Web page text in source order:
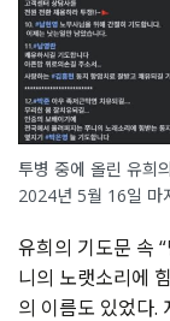
투병 중에 올린 유희
2024년 5월 16일 마
유희의 기도문 속
니의 노랫소리에
의 이름도 있었다.